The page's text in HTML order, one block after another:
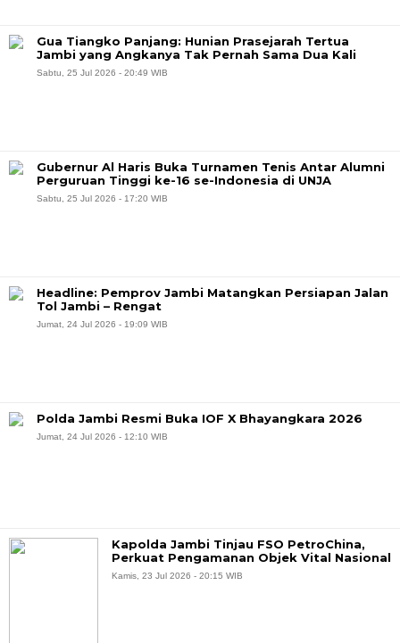
Gua Tiangko Panjang: Hunian Prasejarah Tertua
Jambi yang Angkanya Tak Pernah Sama Dua Kali
Sabtu, 25 Jul 2026 - 20:49 WIB
Gubernur Al Haris Buka Turnamen Tenis Antar Alumni
Perguruan Tinggi ke-16 se-Indonesia di UNJA
Sabtu, 25 Jul 2026 - 17:20 WIB
Headline: Pemprov Jambi Matangkan Persiapan Jalan
Tol Jambi – Rengat
Jumat, 24 Jul 2026 - 19:09 WIB
Polda Jambi Resmi Buka IOF X Bhayangkara 2026
Jumat, 24 Jul 2026 - 12:10 WIB
Kapolda Jambi Tinjau FSO PetroChina,
Perkuat Pengamanan Objek Vital Nasional
Kamis, 23 Jul 2026 - 20:15 WIB